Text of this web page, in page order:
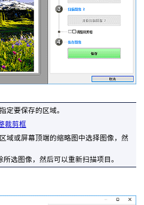
定要保存的区域。
裁剪框
域或屏幕顶端的缩略图中选择图像，然
所选图像，然后可以重新扫描项目。